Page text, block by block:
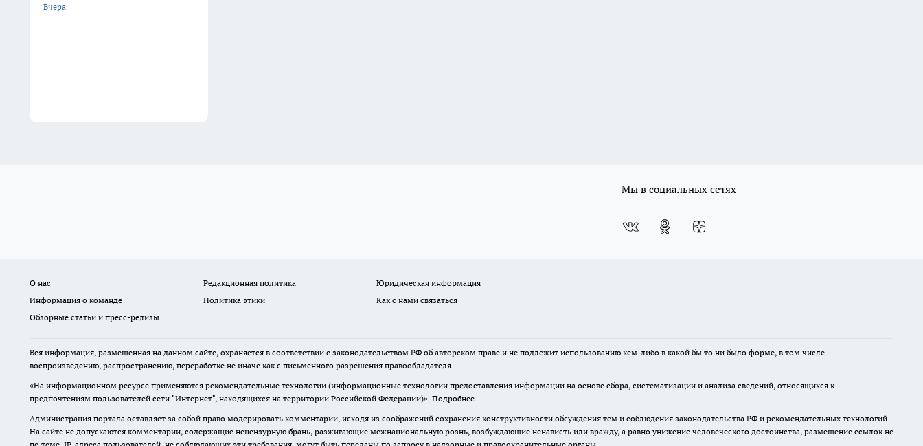
Вчера
Мы в социальных сетях
О нас Редакционная политика
Юридическая информация
Информация о команде
Политика этики
Как с нами связаться
Обзорные статьи и пресс-релизы
Вся информация, размещенная на данном сайте, охраняется в соответствии с законодательством РФ об авторском праве и не подлежит использованию кем-либо в какой бы то ни было форме, в том числе
воспроизведению, распространению, переработке не иначе как с письменного разрешения правообладателя.
«На информационном ресурсе применяются рекомендательные технологии (информационные технологии предоставления информации на основе сбора, систематизации и анализа сведений, относящихся к
предпочтениям пользователей сети "Интернет", находящихся на территории Российской Федерации)». Подробнее
Администрация портала оставляет за собой право модерировать комментарии, исходя из соображений сохранения конструктивности обсуждения тем и соблюдения законодательства РФ и рекомендательных технологий.
На сайте не допускаются комментарии, содержащие нецензурную брань, разжигающие межнациональную рознь, возбуждающие ненависть или вражду, а равно унижение человеческого достоинства, размещение ссылок не